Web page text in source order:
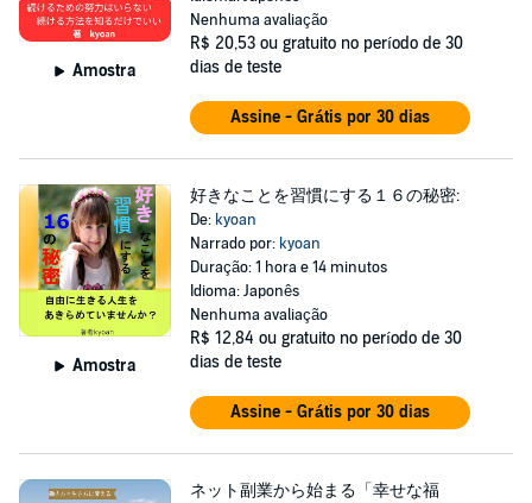
Amostra
Nenhuma avaliação
R$ 20,53 ou gratuito no período de 30
dias de teste
Assine - Grátis por 30 dias
Amostra
好きなことを習慣にする１６の秘密:
De: kyoan
Narrado por: kyoan
Duração: 1 hora e 14 minutos
Idioma: Japonês
Nenhuma avaliação
R$ 12,84 ou gratuito no período de 30
dias de teste
Assine - Grátis por 30 dias
ネット副業から始まる「幸せな福